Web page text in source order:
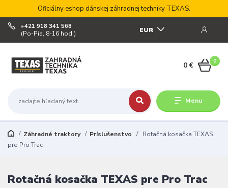
Oficiálny eshop dánskej záhradnej techniky TEXAS.
Menu
EUR
+421 918 341 568
(Po-Pia, 8-16 hod.)
0
0 €
Záhradné traktory Príslušenstvo
Rotačná kosačka TEXAS
pre Pro Trac
Rotačná kosačka TEXAS pre Pro Trac